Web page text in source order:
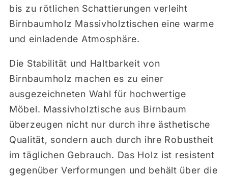
bis zu rötlichen Schattierungen verleiht
Birnbaumholz Massivholztischen eine warme
und einladende Atmosphäre.
Die Stabilität und Haltbarkeit von
Birnbaumholz machen es zu einer
ausgezeichneten Wahl für hochwertige
Möbel. Massivholztische aus Birnbaum
überzeugen nicht nur durch ihre ästhetische
Qualität, sondern auch durch ihre Robustheit
im täglichen Gebrauch. Das Holz ist resistent
gegenüber Verformungen und behält über die